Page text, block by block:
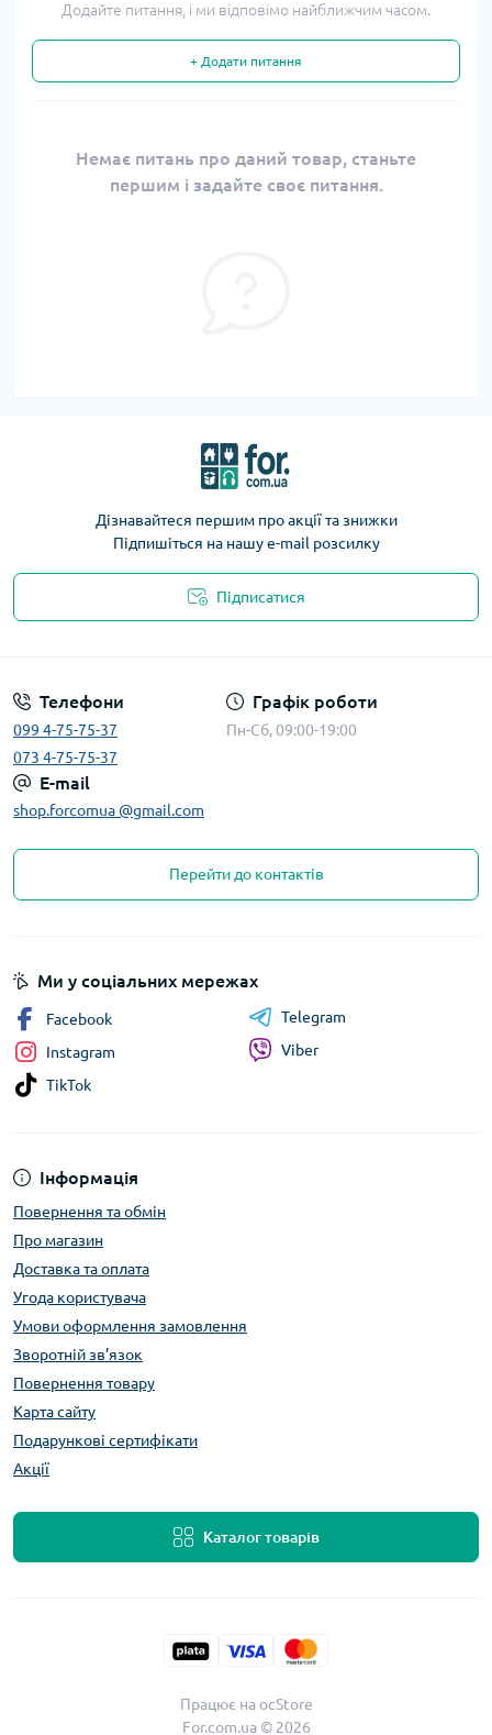
Додайте питання, і ми відповімо найближчим часом.
+ Додати питання
Немає питань про даний товар, станьте
першим і задайте своє питання.
Дізнавайтеся першим про акції та знижки
Підпишіться на нашу e-mail розсилку
Підписатися
Телефони
099 4-75-75-37
073 4-75-75-37
Графік роботи
Пн-Сб, 09:00-19:00
E-mail
shop.forcomua @gmail.com
Перейти до контактів
Інформація
Повернення та обмін
Про магазин
Доставка та оплата
Угода користувача
Умови оформлення замовлення
Зворотній зв’язок
Повернення товару
Карта сайту
Подарункові сертифікати
Акції
Каталог товарів
Ми у соціальних мережах
Facebook
Instagram
TikTok
Telegram
Viber
Працює наocStore
For.com.ua © 2026